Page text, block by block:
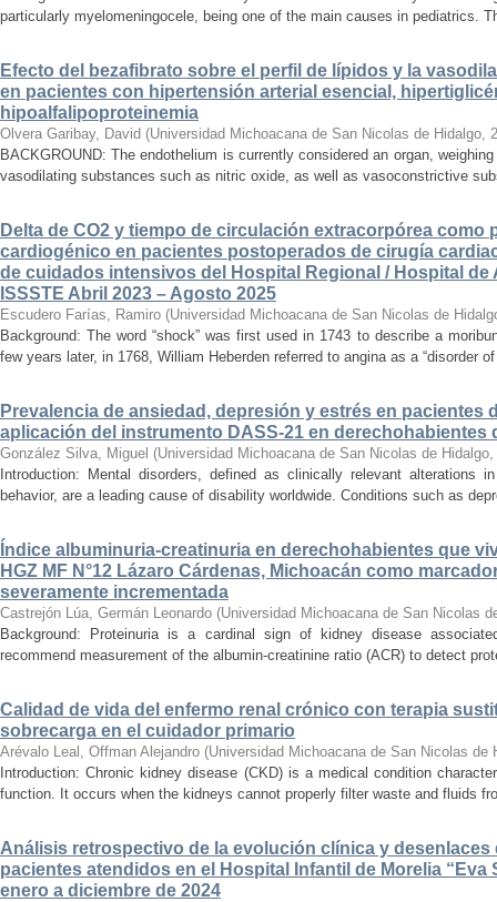
particularly myelomeningocele, being one of the main causes in pediatrics.
Efecto del bezafibrato sobre el perfil de lípidos y la
en pacientes con hipertensión arterial esencial,
hipoalfalipoproteinemia
Olvera Garibay, David (Universidad Michoacana de San Nicolas de Hidalgo,
BACKGROUND: The endothelium is currently considered an organ,
vasodilating substances such as nitric oxide, as well as vasoconstrictive
Delta de CO2 y tiempo de circulación extracorpórea como
cardiogénico en pacientes postoperados de cirugía
de cuidados intensivos del Hospital Regional / Hospital de
ISSSTE Abril 2023 – Agosto 2025
Escudero Farías, Ramiro (Universidad Michoacana de San Nicolas de
Background: The word “shock” was first used in 1743 to describe a
few years later, in 1768, William Heberden referred to angina as a “disorder
Prevalencia de ansiedad, depresión y estrés en pacientes
aplicación del instrumento DASS-21 en derechohabientes
González Silva, Miguel (Universidad Michoacana de San Nicolas de Hidalgo,
Introduction: Mental disorders, defined as clinically relevant alterations
behavior, are a leading cause of disability worldwide. Conditions such as
Índice albuminuria-creatinuria en derechohabientes que
HGZ MF N°12 Lázaro Cárdenas, Michoacán como
severamente incrementada
Castrejón Lúa, Germán Leonardo (Universidad Michoacana de San Nicolas
Background: Proteinuria is a cardinal sign of kidney disease
recommend measurement of the albumin-creatinine ratio (ACR) to detect
Calidad de vida del enfermo renal crónico con terapia
sobrecarga en el cuidador primario
Arévalo Leal, Offman Alejandro (Universidad Michoacana de San Nicolas de
Introduction: Chronic kidney disease (CKD) is a medical condition
function. It occurs when the kidneys cannot properly filter waste and fluids
Análisis retrospectivo de la evolución clínica y desenlaces
pacientes atendidos en el Hospital Infantil de Morelia “Eva
enero a diciembre de 2024